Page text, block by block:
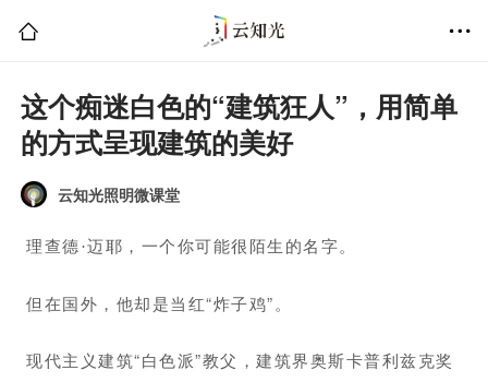
这个痴迷白色的“建筑狂人”，用简单
的方式呈现建筑的美好
云知光照明微课堂
理查德·迈耶，一个你可能很陌生的名字。
但在国外，他却是当红“炸子鸡”。
现代主义建筑“白色派”教父，建筑界奥斯卡普利兹克奖